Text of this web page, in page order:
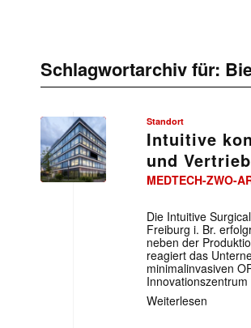
Schlagwortarchiv für:
Standort
Intuitive
und
MEDTECH-ZWO-
Die Intuitive
Freiburg i. Br.
neben der
reagiert das
minimalinvasiven
Weiterlesen